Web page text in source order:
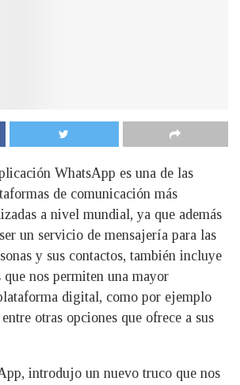
WhatsApp es una de las
de comunicación más
a nivel mundial, ya que además
un servicio de mensajería para las
y sus contactos, también incluye
nos permiten una mayor
digital, como por ejemplo
otras opciones que ofrece a sus
introdujo un nuevo truco que nos